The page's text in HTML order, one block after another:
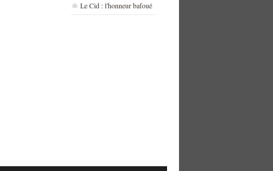
Le Cid : l'honneur bafoué